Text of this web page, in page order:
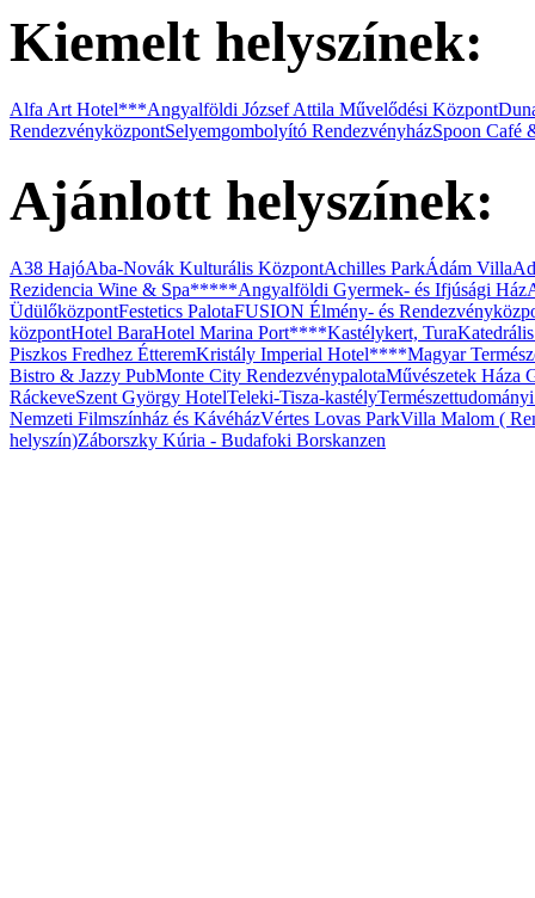
Budafok Borváros
Kiemelt helyszínek:
Alfa Art Hotel***Angyalföldi József Attila Művelődési Központ
RendezvényközpontSelyemgombolyító RendezvényházSpoon Café
Ajánlott helyszínek:
A38 HajóAba-Novák Kulturális KözpontAchilles ParkÁdám Villa
Rezidencia Wine & Spa*****Angyalföldi Gyermek- és Ifjúsági Ház
ÜdülőközpontFestetics PalotaFUSION Élmény- és
központHotel BaraHotel Marina Port****Kastélykert, Tura
Piszkos Fredhez ÉtteremKristály Imperial Hotel****Magyar
Bistro & Jazzy PubMonte City RendezvénypalotaMűvészetek Háza
RáckeveSzent György HotelTeleki-Tisza-kastély
Nemzeti Filmszínház és KávéházVértes Lovas ParkVilla Malom (
helyszín)Záborszky Kúria - Budafoki Borskanzen